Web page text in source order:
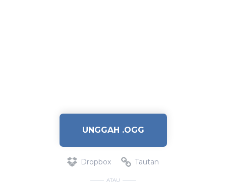
UNGGAH .OGG
Dropbox Tautan
ATAU